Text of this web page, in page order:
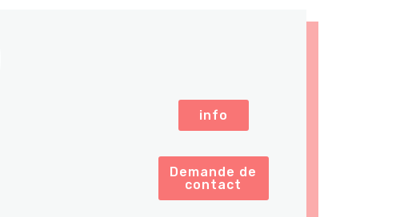
info
Demande de
contact